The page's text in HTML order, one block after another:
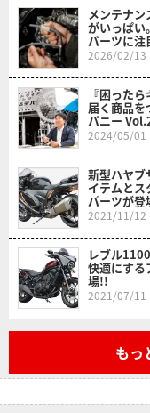
メンテナ
がいっぱい
パーツに注
2026/02/13
『困った
届く商品
パニー
2024/05/01
新型ハヤブ
イテムとス
パーツが登
2021/11/12
レブル
快適にする
場!!
2021/07/11
もっ